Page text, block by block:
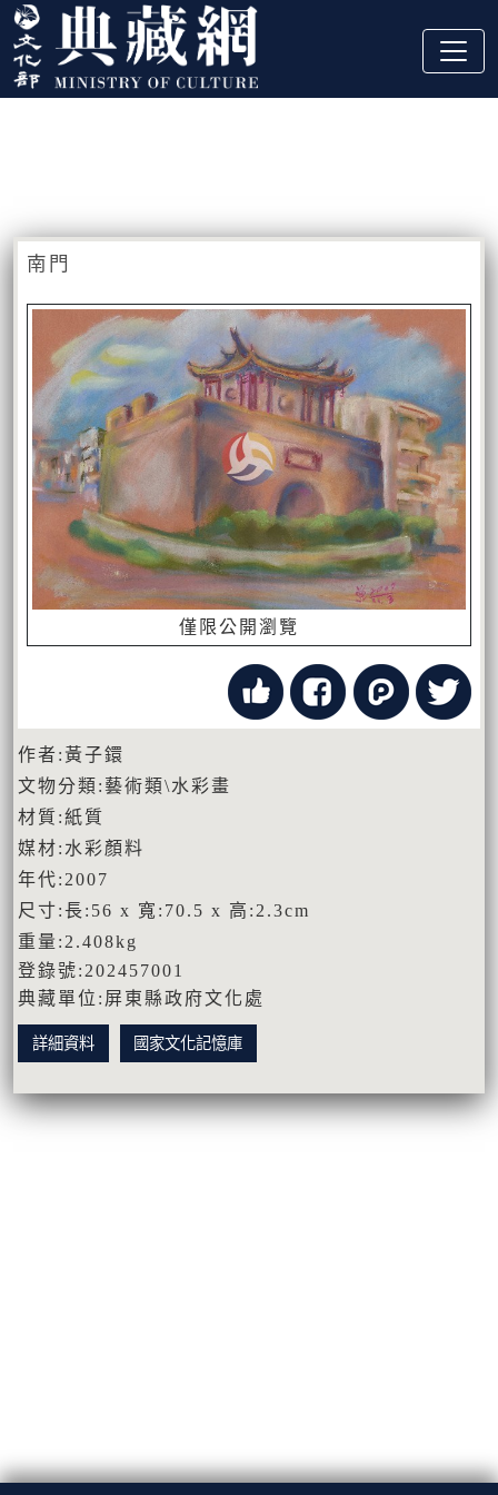
跳到主要內容
:::
南門
僅限公開瀏覽
作者:黃子鐶
文物分類:藝術類\水彩畫
材質:紙質
媒材:水彩顏料
年代:2007
尺寸:長:56 x 寬:70.5 x 高:2.3cm
重量:2.408kg
登錄號:202457001
典藏單位:屏東縣政府文化處
詳細資料 國家文化記憶庫